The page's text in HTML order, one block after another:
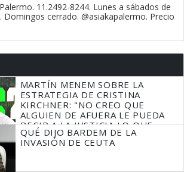
11.2492-8244. Lunes a sábados de
Domingos cerrado. @asiakapalermo. Precio
MARTÍN MENEM SOBRE LA
ESTRATEGIA DE CRISTINA
KIRCHNER: "NO CREO QUE
ALGUIEN DE AFUERA LE PUEDA
DECIR A LA JUSTICIA LO QUE
TIENE QUE HACER"
QUÉ DIJO BARDEM DE LA
INVASIÓN DE CEUTA